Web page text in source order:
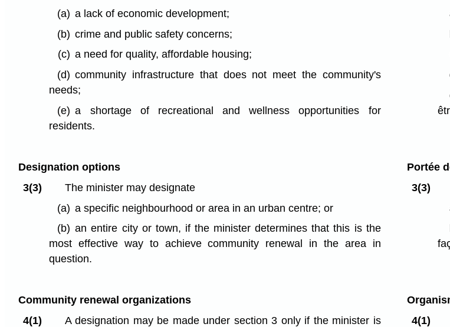
(a) a lack of economic development;
(b) crime and public safety concerns;
(c) a need for quality, affordable housing;
(d) community infrastructure that does not meet the community's
needs;
(e) a shortage of recreational and wellness opportunities for
residents.
Designation options
3(3)
The minister may designate
(a) a specific neighbourhood or area in an urban centre; or
(b) an entire city or town, if the minister determines that this is the
most effective way to achieve community renewal in the area in
question.
Portée
3(3)
Community renewal organizations
4(1)
A designation may be made under section 3 only if the minister is
4(1)